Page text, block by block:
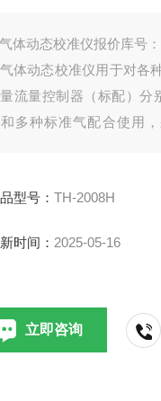
体动态校准仪报价库号
体动态校准仪用于对各
流量控制器（标配）分
多种标准气配合使用
臭氧分析仪。
型号：TH-2008H
时间： 2025-05-16
立即咨询